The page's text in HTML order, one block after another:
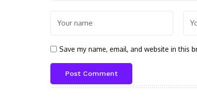
Save my name, email, and website in this